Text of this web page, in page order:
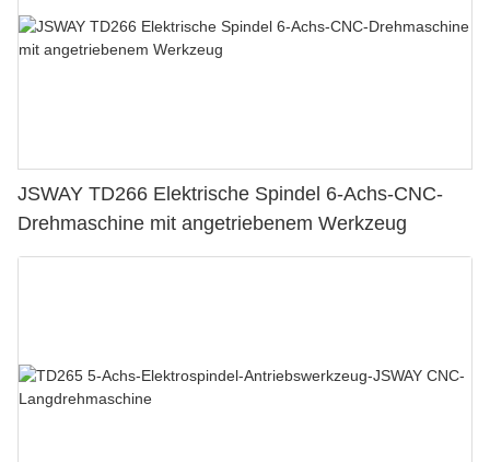
JSWAY TD266 Elektrische Spindel 6-Achs-CNC-
Drehmaschine mit angetriebenem Werkzeug